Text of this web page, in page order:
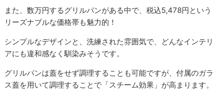
また、数万円するグリルパンがある中で、税込5,478円という
リーズナブルな価格帯も魅力的！
シンプルなデザインと、洗練された雰囲気で、どんなインテリ
アにも違和感なく馴染みそうです。
グリルパンは蓋をせず調理することも可能ですが、付属のガラ
ス蓋を用いて調理することで「スチーム効果」が高まります。